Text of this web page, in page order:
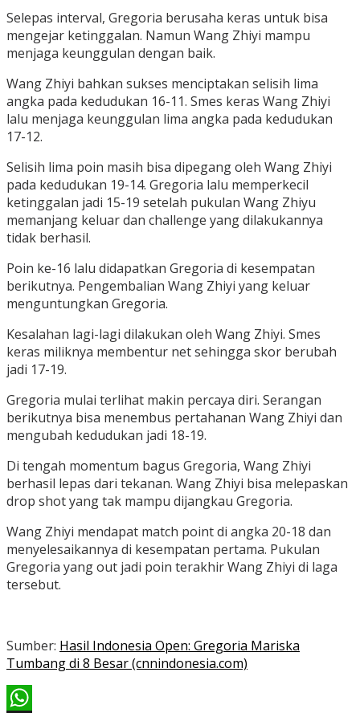
Selepas interval, Gregoria berusaha keras untuk bisa
mengejar ketinggalan. Namun Wang Zhiyi mampu
menjaga keunggulan dengan baik.
Wang Zhiyi bahkan sukses menciptakan selisih lima
angka pada kedudukan 16-11. Smes keras Wang Zhiyi
lalu menjaga keunggulan lima angka pada kedudukan
17-12.
Selisih lima poin masih bisa dipegang oleh Wang Zhiyi
pada kedudukan 19-14. Gregoria lalu memperkecil
ketinggalan jadi 15-19 setelah pukulan Wang Zhiyu
memanjang keluar dan challenge yang dilakukannya
tidak berhasil.
Poin ke-16 lalu didapatkan Gregoria di kesempatan
berikutnya. Pengembalian Wang Zhiyi yang keluar
menguntungkan Gregoria.
Kesalahan lagi-lagi dilakukan oleh Wang Zhiyi. Smes
keras miliknya membentur net sehingga skor berubah
jadi 17-19.
Gregoria mulai terlihat makin percaya diri. Serangan
berikutnya bisa menembus pertahanan Wang Zhiyi dan
mengubah kedudukan jadi 18-19.
Di tengah momentum bagus Gregoria, Wang Zhiyi
berhasil lepas dari tekanan. Wang Zhiyi bisa melepaskan
drop shot yang tak mampu dijangkau Gregoria.
Wang Zhiyi mendapat match point di angka 20-18 dan
menyelesaikannya di kesempatan pertama. Pukulan
Gregoria yang out jadi poin terakhir Wang Zhiyi di laga
tersebut.
Sumber: Hasil Indonesia Open: Gregoria Mariska
Tumbang di 8 Besar (cnnindonesia.com)